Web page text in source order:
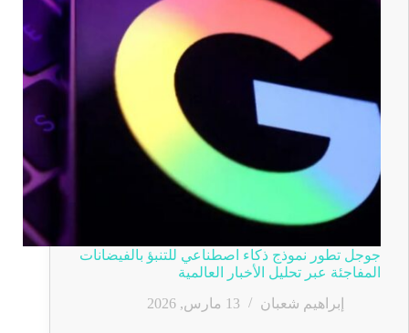
جوجل تطور نموذج ذكاء اصطناعي للتنبؤ بالفيضانات
المفاجئة عبر تحليل الأخبار العالمية
إبراهيم شعبان
13 مارس, 2026